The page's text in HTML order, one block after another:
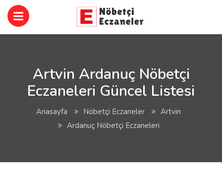
Artvin Ardanuç Nöbetçi
Eczaneleri Güncel Listesi
Anasayfa Nöbetçi Eczaneler
Artvin
Ardanuç Nöbetçi Eczaneleri